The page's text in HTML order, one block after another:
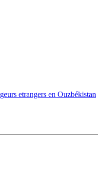
etrangers en Ouzbékistan